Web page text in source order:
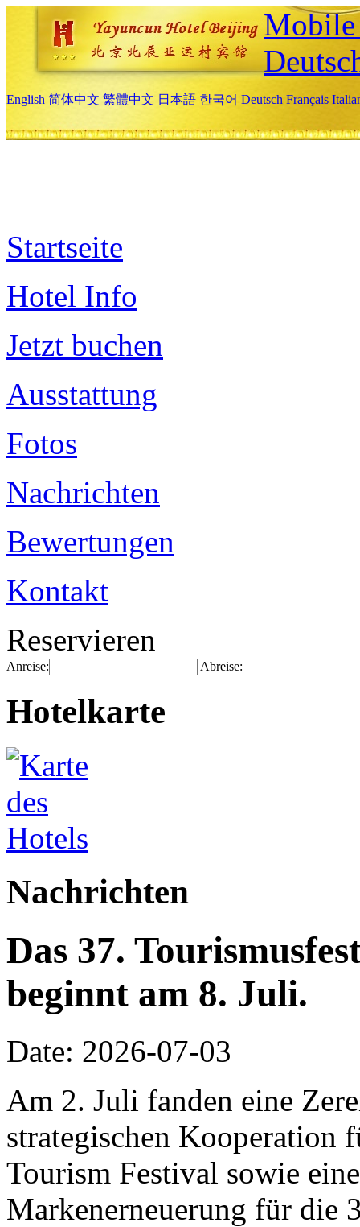
English 简体中文 繁體中文 日本語 한국어 Deutsch Français
Startseite
Hotel Info
Jetzt buchen
Ausstattung
Fotos
Nachrichten
Bewertungen
Kontakt
Reservieren
Anreise: Abreise:
Hotelkarte
Nachrichten
Das 37.
beginnt am 8. Juli.
Date: 2026-07-03
Am 2. Juli fanden eine
strategischen Kooperation
Tourism Festival sowie
Markenerneuerung für die